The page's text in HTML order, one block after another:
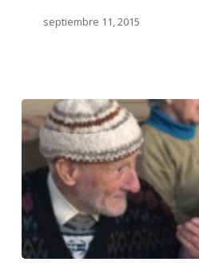
septiembre 11, 2015